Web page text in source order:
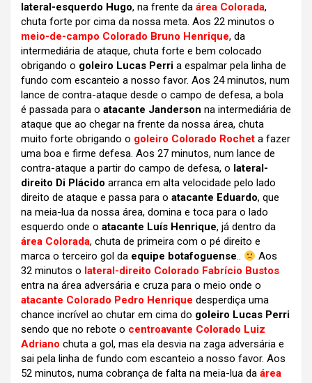
lateral-esquerdo Hugo, na frente da área Colorada,
chuta forte por cima da nossa meta. Aos 22 minutos o
meio-de-campo Colorado Bruno Henrique, da
intermediária de ataque, chuta forte e bem colocado
obrigando o goleiro Lucas Perri a espalmar pela linha de
fundo com escanteio a nosso favor. Aos 24 minutos, num
lance de contra-ataque desde o campo de defesa, a bola
é passada para o atacante Janderson na intermediária de
ataque que ao chegar na frente da nossa área, chuta
muito forte obrigando o goleiro Colorado Rochet a fazer
uma boa e firme defesa. Aos 27 minutos, num lance de
contra-ataque a partir do campo de defesa, o lateral-
direito Di Plácido arranca em alta velocidade pelo lado
direito de ataque e passa para o atacante Eduardo, que
na meia-lua da nossa área, domina e toca para o lado
esquerdo onde o atacante Luís Henrique, já dentro da
área Colorada, chuta de primeira com o pé direito e
marca o terceiro gol da equipe botafoguense..
Aos
32 minutos o lateral-direito Colorado Fabrício Bustos
entra na área adversária e cruza para o meio onde o
atacante Colorado Pedro Henrique desperdiça uma
chance incrível ao chutar em cima do goleiro Lucas Perri
sendo que no rebote o centroavante Colorado Luiz
Adriano chuta a gol, mas ela desvia na zaga adversária e
sai pela linha de fundo com escanteio a nosso favor. Aos
52 minutos, numa cobrança de falta na meia-lua da área